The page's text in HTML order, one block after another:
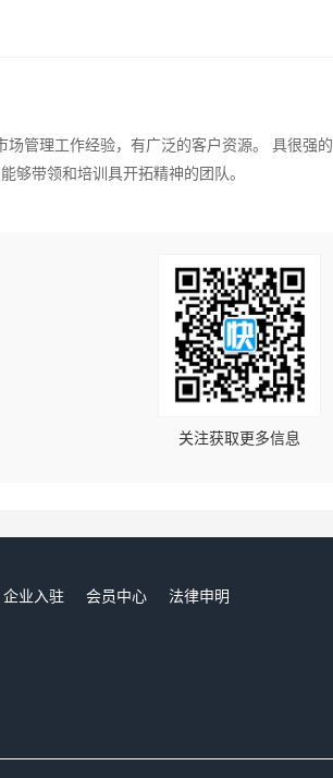
管理工作经验，有广泛的客户资源。 具很强的
够带领和培训具开拓精神的团队。
关注获取更多信息
企业入驻 会员中心
法律申明